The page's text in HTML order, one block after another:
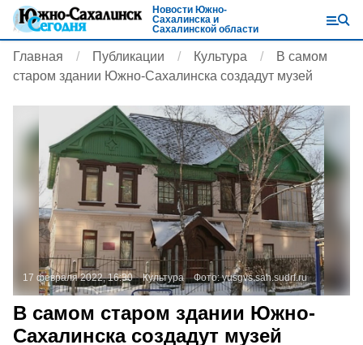
Новости Южно-
Сахалинска и
Сахалинской области
Главная Публикации Культура
В самом
старом здании Южно-Сахалинска создадут музей
17 февраля 2022, 16:30 Культура Фото:yusgvs.sah.sudrf.ru
В самом старом здании Южно-
Сахалинска создадут музей